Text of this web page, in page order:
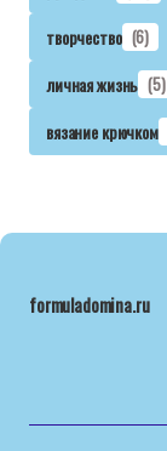
творчество (6)
личная жизнь (5)
вязание крючком
formuladomina.ru